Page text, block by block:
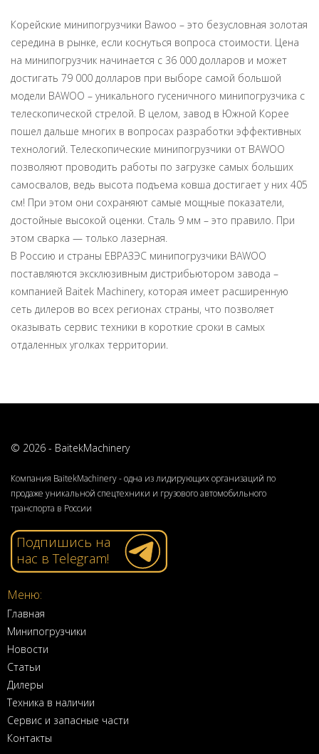
Корейские минипогрузчики Bawoo – это безусловная золотая
середина в рынке, если коснуться вопроса стоимости. Цена
на минипогрузчик начинается с 36 000 долларов и может
достигать 79 000 долларов при выборе самой большой
модели BAWOO – уникального гусеничного минипогрузчика с
телескопической стрелой. В целом, завод в Южной Корее
пошел дальше многих в вопросах разработки эффективных
технологий. Телескопические минипогрузчики от BAWOO
позволяют проводить работы по загрузке самых больших
самосвалов, ведь высота подъема ковша достигает у них 405
см! При этом они сохраняют самые мощные показатели,
достойные высокой оценки. Сталь 9 мм – это правило. При
этом сварка — только лазерная.
В Россию и страны ЕВРАЗЭС минипогрузчики BAWOO
поставляются эксклюзивным дистрибьютором завода –
компанией Baitek Machinery, которая имеет расширенную
сеть дилеров во всех регионах страны, что позволяет
оказывать сервис техники в короткие сроки в самых
отдаленных уголках территории.
© 2026 - BaitekMachinery
Компания BaitekMachinery - одна из лидирующих организаций по
продаже уникальной спецтехники и грузового автомобильного
транспорта в России
Подпишись на
нас в Telegram!
Меню:
Главная
Минипогрузчики
Новости
Статьи
Дилеры
Техника в наличии
Сервис и запасные части
Контакты